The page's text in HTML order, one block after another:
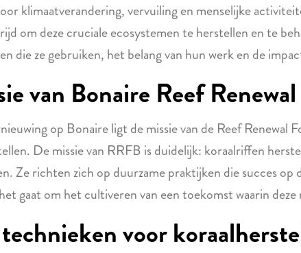
klimaatverandering, vervuiling en menselijke
om deze cruciale ecosystemen te herstellen en te
die ze gebruiken, het belang van hun werk en de
van Bonaire Reef Renewal
op Bonaire ligt de missie van de Reef
De missie van RRFB is duidelijk: koraalriffen
Ze richten zich op duurzame praktijken die succes
gaat om het cultiveren van een toekomst waarin
voor